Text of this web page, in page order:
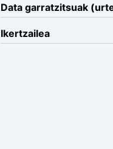
Data garratzitsuak
Ikertzailea